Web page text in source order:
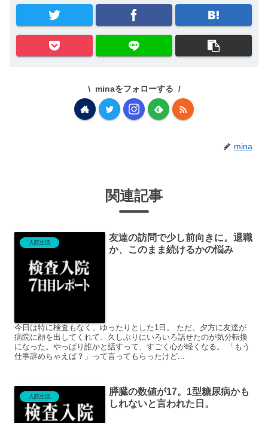
minaをフォローする
mina
関連記事
入院生活
友達の訪問で少し前向きに。退職
か、このまま続けるかの悩み
今日は特に検査もなく、ゆったりとした1日。 ただ、夕方に友達が
病院に顔を出してくれて、久しぶりにいろいろ話せたのが気分転換
になった。やっぱり誰かと話すって、すごく心が軽くなる。 「もう
仕事辞めちゃえば？」って言ってもらったけど...
入院生活
膵臓の数値が17。1型糖尿病かも
しれないと言われた日。